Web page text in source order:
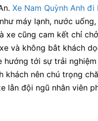
Xe Nam Quỳnh Anh đi
máy lạnh, nước
xe cũng cam kết chỉ
và không bắt khách
hướng tới sự trải
khách nên chú trọng
lẫn đội ngũ nhân viên